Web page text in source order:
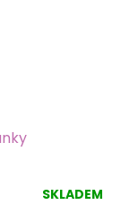
SKLADEM